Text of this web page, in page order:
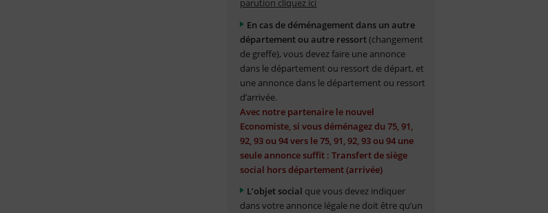
parution cliquez ici
En cas de déménagement dans un autre
département ou autre ressort(changement
de greffe), vous devez faire une annonce
dans le département ou ressort de départ, et
une annonce dans le département ou ressort
d’arrivée.
Avec notre partenaire le nouvel
Economiste, si vous déménagez du 75, 91,
92, 93 ou 94 vers le 75, 91, 92, 93 ou 94 une
seule annonce suffit : Transfert de siège
social hors département (arrivée)
L’objet social que vous devez indiquer
dans votre annonce légale ne doit être qu’un